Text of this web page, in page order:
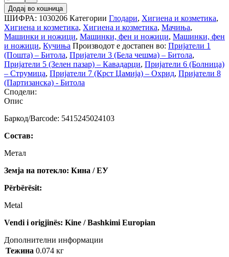
Додај во кошница
ШИФРА: 1030206 Категории Глодари, Хигиена и козметика,
Хигиена и козметика, Хигиена и козметика, Мачиња,
Машинки и ножици, Машинки, фен и ножици, Машинки, фен
и ножици, Кучиња Производот е достапен во: Пријатели 1
(Пошта) – Битола, Пријатели 3 (Бела чешма) – Битола,
Пријатели 5 (Зелен пазар) – Кавадарци, Пријатели 6 (Болница)
– Струмица, Пријатели 7 (Крст Џамија) – Охрид, Пријатели 8
(Партизанска) - Битола
Сподели:
Опис
Баркод/Barcode: 5415245024103
Состав:
Метал
Земја на потекло: Кина / ЕУ
Përbërësit:
Metal
Vendi i origjinës: Kine / Bashkimi Europian
Дополнителни информации
Тежина 0.074 кг